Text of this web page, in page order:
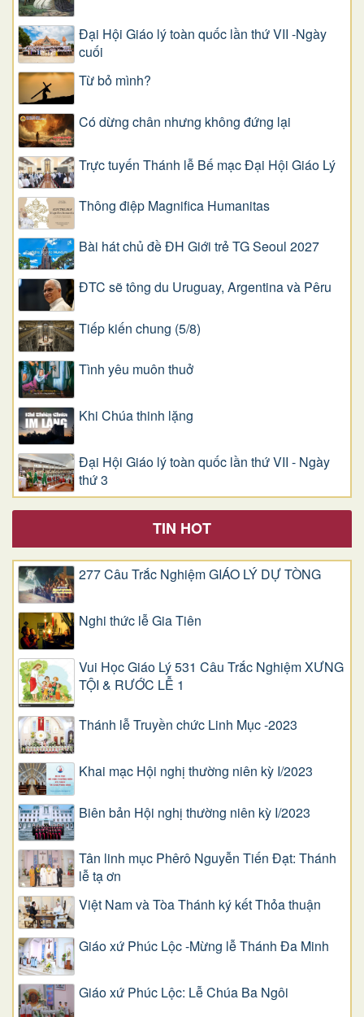
Đại Hội Giáo lý toàn quốc lần thứ VII -Ngày
cuối
Từ bỏ mình?
Có dừng chân nhưng không đứng lại
Trực tuyến Thánh lễ Bế mạc Đại Hội Giáo Lý
Thông điệp Magnifica Humanitas
Bài hát chủ đề ĐH Giới trẻ TG Seoul 2027
ĐTC sẽ tông du Uruguay, Argentina và Pêru
Tiếp kiến chung (5/8)
Tình yêu muôn thuở
Khi Chúa thinh lặng
Đại Hội Giáo lý toàn quốc lần thứ VII - Ngày
thứ 3
TIN HOT
277 Câu Trắc Nghiệm GIÁO LÝ DỰ TÒNG
Nghi thức lễ Gia Tiên
Vui Học Giáo Lý 531 Câu Trắc Nghiệm XƯNG
TỘI & RƯỚC LỄ 1
Thánh lễ Truyền chức Linh Mục -2023
Khai mạc Hội nghị thường niên kỳ I/2023
Biên bản Hội nghị thường niên kỳ I/2023
Tân linh mục Phêrô Nguyễn Tiến Đạt: Thánh
lễ tạ ơn
Việt Nam và Tòa Thánh ký kết Thỏa thuận
Giáo xứ Phúc Lộc -Mừng lễ Thánh Đa Minh
Giáo xứ Phúc Lộc: Lễ Chúa Ba Ngôi